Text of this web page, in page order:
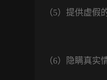
（5）提供虚假
（6）隐瞒真实